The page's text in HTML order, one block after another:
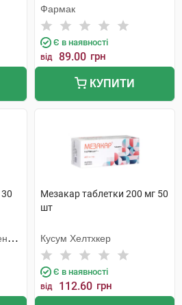
Фармак
Є в наявності
від 89.00 грн
КУПИТИ
Мезакар таблетки 200 мг 50
шт
Кусум Хелтхкер
Є в наявності
від 112.60 грн